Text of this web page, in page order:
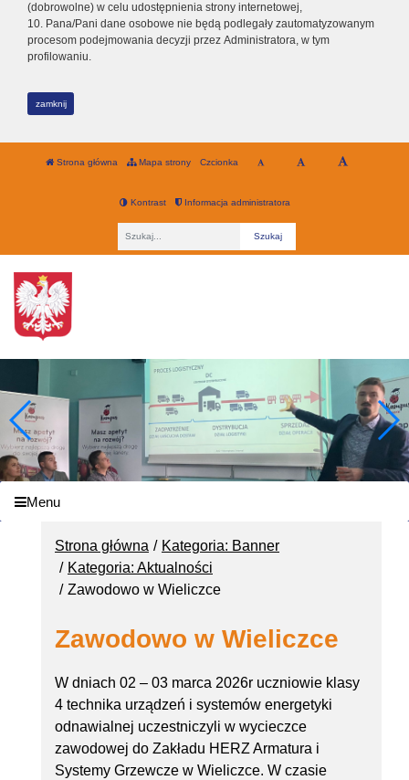
(dobrowolne) w celu udostępnienia strony internetowej,
10. Pana/Pani dane osobowe nie będą podlegały zautomatyzowanym
procesom podejmowania decyzji przez Administratora, w tym
profilowaniu.
zamknij
Strona główna Mapa strony Czcionka
Kontrast Informacja administratora
Menu
Strona główna
Kategoria: Banner
Kategoria: Aktualności
Zawodowo w Wieliczce
Zawodowo w Wieliczce
W dniach 02 – 03 marca 2026r uczniowie klasy
4 technika urządzeń i systemów energetyki
odnawialnej uczestniczyli w wycieczce
zawodowej do Zakładu HERZ Armatura i
Systemy Grzewcze w Wieliczce. W czasie